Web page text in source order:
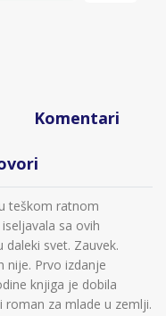
Komentari
teškom ratnom
sa ovih
svet. Zauvek.
nije. Prvo izdanje
knjiga je dobila
roman za mlade u zemlji.